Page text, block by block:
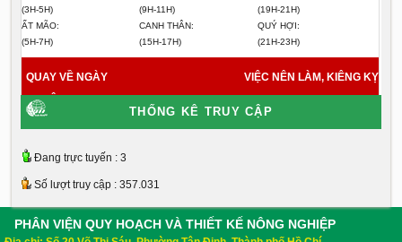
(3H-5H)
ẤT MÃO:
(5H-7H)
(9H-11H)
CANH THÂN:
(15H-17H)
(19H-21H)
QUÝ HỢI:
(21H-23H)
QUAY VỀ NGÀY
HÔM NAY
VIỆC NÊN LÀM, KIÊNG KỴ
THỐNG KÊ TRUY CẬP
Đang trực tuyến : 3
Số lượt truy cập : 357.031
PHÂN VIỆN QUY HOẠCH VÀ THIẾT KẾ NÔNG NGHIỆP